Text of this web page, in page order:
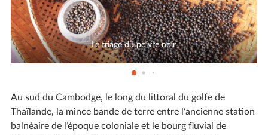
Le triage du poivre noir
Au sud du Cambodge, le long du littoral du golfe de
Thaïlande, la mince bande de terre entre l’ancienne station
balnéaire de l’époque coloniale et le bourg fluvial de